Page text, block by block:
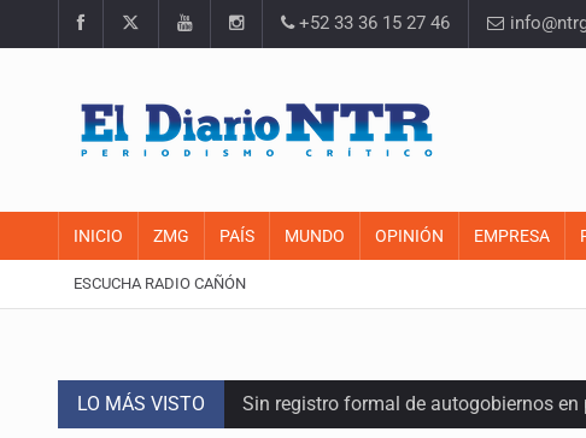
+52 33 36 15 27 46
INICIO ZMG PAÍS MUNDO OPINIÓN EMPRESA
ESCUCHA RADIO CAÑÓN
LO MÁS VISTO Sin registro formal de autogobiernos